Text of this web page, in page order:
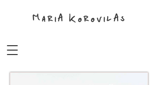
MariA KorovilAs